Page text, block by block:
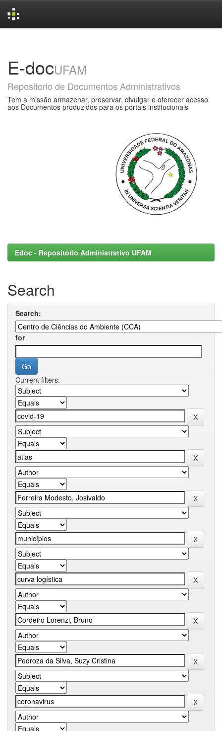
E-docUFAM
Repositorio de Documentos Administrativos
Tem a missão armazenar, preservar, divulgar e oferecer acesso
aos Documentos produzidos para os portais institucionais
Edoc - Repositorio Administrativo UFAM
Search
Search:
for
Current filters: